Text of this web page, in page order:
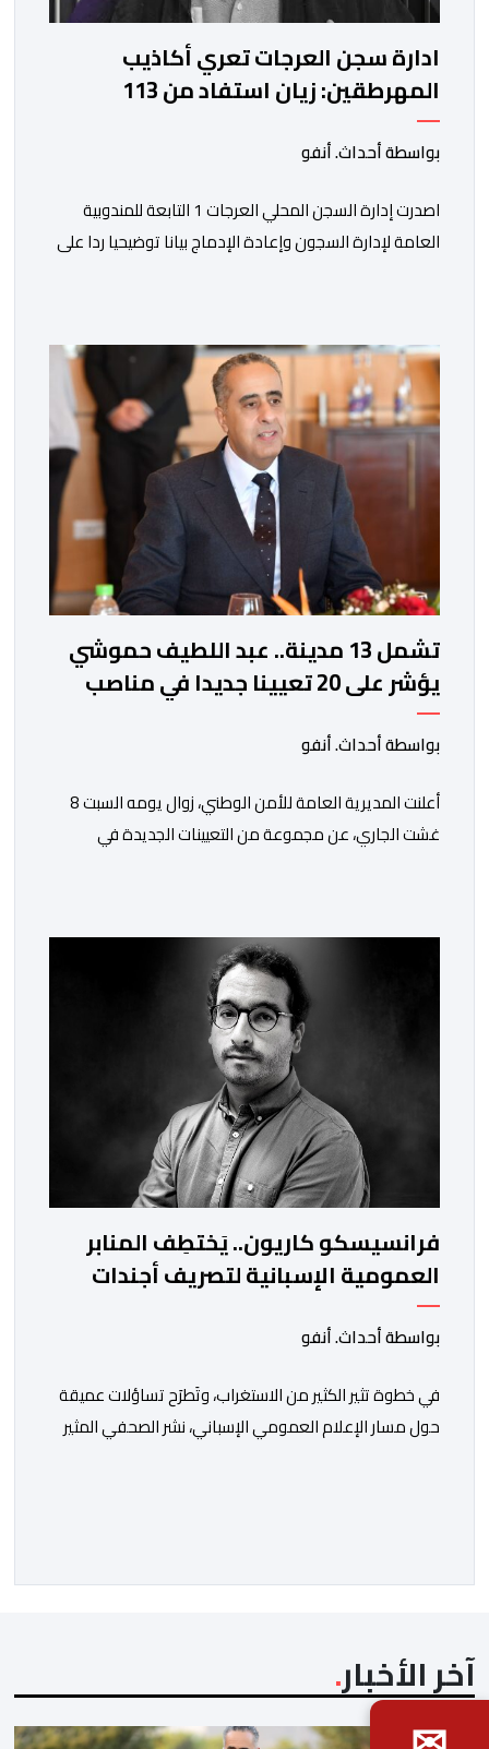
ادارة سجن العرجات تعري أكاذيب
المهرطقين: زيان استفاد من 113
استشارة و50 فحصا طبيا
بواسطة أحداث. أنفو
اصدرت إدارة السجن المحلي العرجات 1 التابعة للمندوبية
العامة لإدارة السجون وإعادة الإدماج بيانا توضيحيا ردا على
ذاتها، وذلك لتنوير الرأي العام بالحقائق والمعطيات
الدقيقة.واوضحت إدارة المؤسسة السجنية أن المعني بالأمر
يستفيد منذ إيداعه من تتبع طبي منتظم ومستمر وفقا […]
تشمل 13 مدينة.. عبد اللطيف حموشي
يؤشر على 20 تعيينا جديدا في مناصب
المسؤولية بمصالح الأمن الوطني
بواسطة أحداث. أنفو
أعلنت المديرية العامة للأمن الوطني، زوال يومه السبت 8
غشت الجاري، عن مجموعة من التعيينات الجديدة في
والعيون والدار البيضاء وبني ملال وابن جرير وطنجة وأصيلة،
وذلك في إطار دينامية داخلية تهدف لضخ دماء جديدة
والاستعانة بكفاءات أمنية شابة ومتمرسة، […]
فرانسيسكو كاريون.. يَختطِف المنابر
العمومية الإسبانية لتصريف أجندات
معادية للمغرب
بواسطة أحداث. أنفو
في خطوة تثير الكثير من الاستغراب، وتَطرَح تساؤلات عميقة
حول مسار الإعلام العمومي الإسباني، نشر الصحفي المثير
الاجتماعية”، يُمثِّل خروجاً غير مألوف عن الخط التحريري
آخر الأخبار